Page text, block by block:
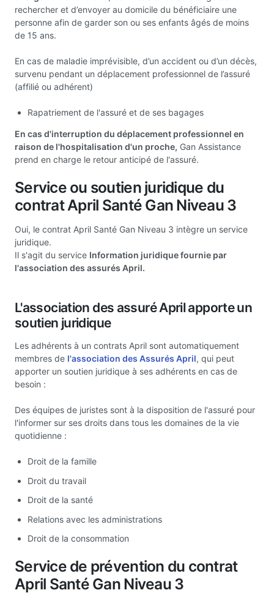
rechercher et d’envoyer au domicile du bénéficiaire une
personne afin de garder son ou ses enfants âgés de moins
de 15 ans.
En cas de maladie imprévisible, d’un accident ou d’un décès,
survenu pendant un déplacement professionnel de l’assuré
(affilié ou adhérent)
Rapatriement de l'assuré et de ses bagages
En cas d'interruption du déplacement professionnel en
raison de l'hospitalisation d'un proche, Gan Assistance
prend en charge le retour anticipé de l'assuré.
Service ou soutien juridique du
contrat April Santé Gan Niveau 3
Oui, le contrat April Santé Gan Niveau 3 intègre un service
juridique.
Il s'agit du service Information juridique fournie par
l'association des assurés April.
L'association des assuré April apporte un
soutien juridique
Les adhérents à un contrats April sont automatiquement
membres de l'association des Assurés April, qui peut
apporter un soutien juridique à ses adhérents en cas de
besoin :
Des équipes de juristes sont à la disposition de l'assuré pour
l'informer sur ses droits dans tous les domaines de la vie
quotidienne :
Droit de la famille
Droit du travail
Droit de la santé
Relations avec les administrations
Droit de la consommation
Service de prévention du contrat
April Santé Gan Niveau 3